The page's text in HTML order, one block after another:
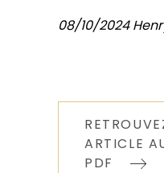
08/10/2024
ARTICLE
PDF